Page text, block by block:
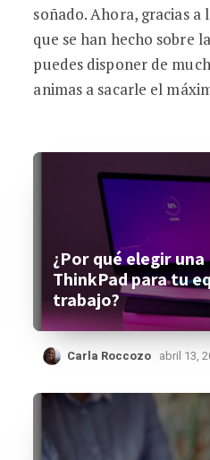
soñado. Ahora, gracias a
que se han hecho sobre
puedes disponer de
animas a sacarle el
¿Por qué elegir
ThinkPad para tu
trabajo?
Carla Roccozo abril 13,